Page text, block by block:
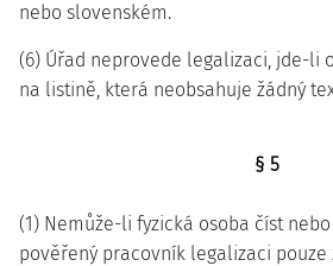
nebo slovenském.
(6) Úřad neprovede legalizaci, jde-li
na listině, která neobsahuje žádný
§ 5
(1) Nemůže-li fyzická osoba číst
pověřený pracovník legalizaci pouze